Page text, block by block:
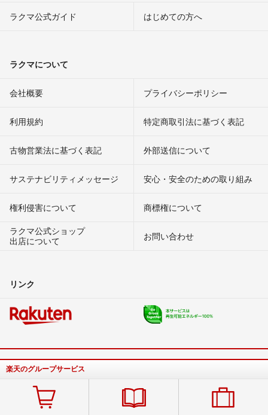
ラクマ公式ガイド はじめての方へ
ラクマについて
会社概要 プライバシーポリシー
利用規約 特定商取引法に基づく表記
古物営業法に基づく表記 外部送信について
サステナビリティメッセージ 安心・安全のための取り組み
権利侵害について
商標権について
ラクマ公式ショップ
出店について
お問い合わせ
リンク
楽天のグループサービス